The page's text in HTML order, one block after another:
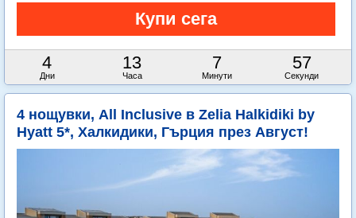
4
Дни
13
Часа
7
Минути
56
Секунди
4 нощувки, All Inclusive в Zelia Halkidiki by
Hyatt 5*, Халкидики, Гърция през Август!